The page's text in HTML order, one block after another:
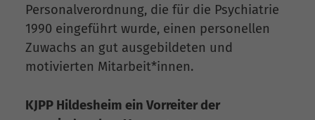
Personalverordnung, die für die Psychiatrie
1990 eingeführt wurde, einen personellen
Zuwachs an gut ausgebildeten und
motivierten Mitarbeit*innen.
KJPP Hildesheim ein Vorreiter der